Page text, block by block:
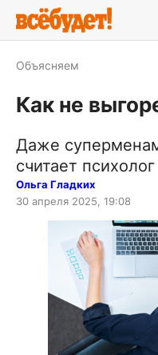
Объясняем
Как не
Даже
считает психолог
Ольга Гладких
30 апреля 2025, 19:08